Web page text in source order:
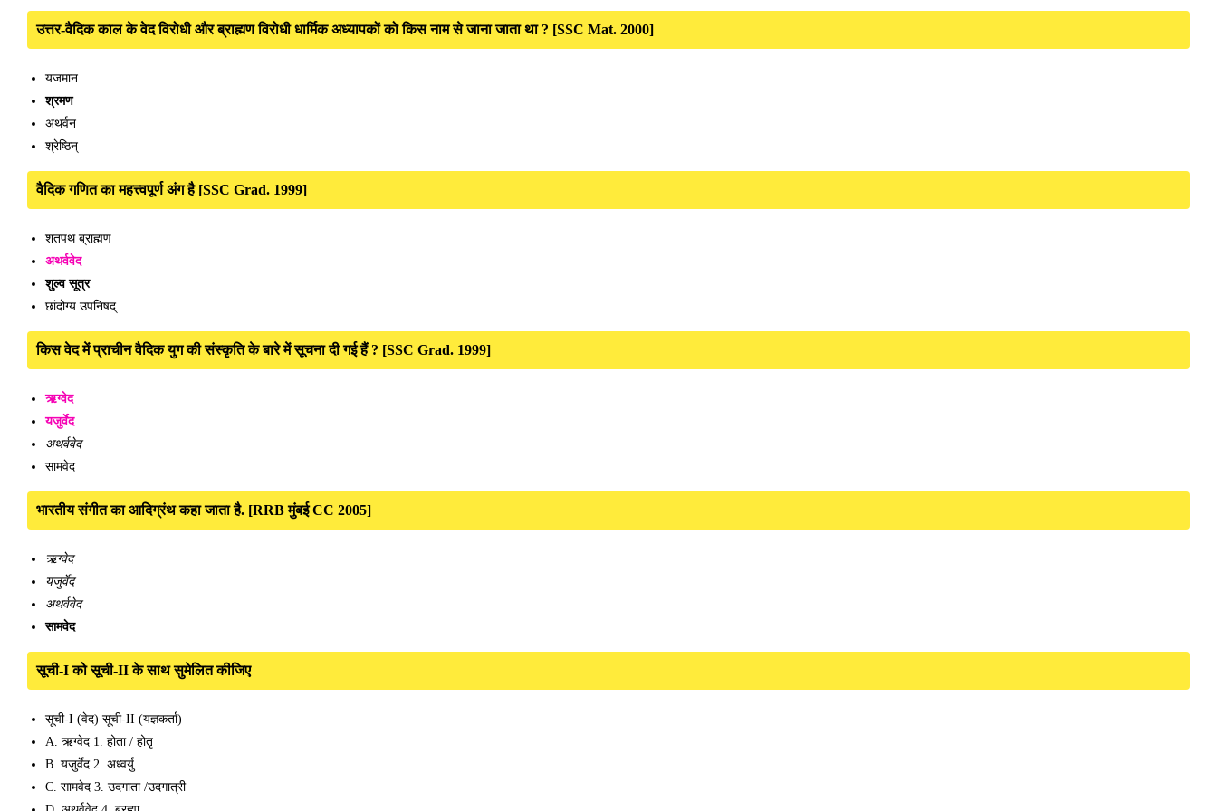
उत्तर-वैदिक काल के वेद विरोधी और ब्राह्मण विरोधी धार्मिक अध्यापकों को किस नाम से जाना जाता था ? [SSC Mat. 2000]
यजमान
श्रमण
अथर्वन
श्रेष्ठिन्
वैदिक गणित का महत्त्वपूर्ण अंग है [SSC Grad. 1999]
शतपथ ब्राह्मण
अथर्ववेद
शुल्व सूत्र
छांदोग्य उपनिषद्
किस वेद में प्राचीन वैदिक युग की संस्कृति के बारे में सूचना दी गई हैं ? [SSC Grad. 1999]
ऋग्वेद
यजुर्वेद
अथर्ववेद
सामवेद
भारतीय संगीत का आदिग्रंथ कहा जाता है. [RRB मुंबई CC 2005]
ऋग्वेद
यजुर्वेद
अथर्ववेद
सामवेद
सूची-I को सूची-II के साथ सुमेलित कीजिए
सूची-I (वेद) सूची-II (यज्ञकर्ता)
A. ऋग्वेद 1. होता / होतृ
B. यजुर्वेद 2. अध्वर्यु
C. सामवेद 3. उदगाता /उदगात्री